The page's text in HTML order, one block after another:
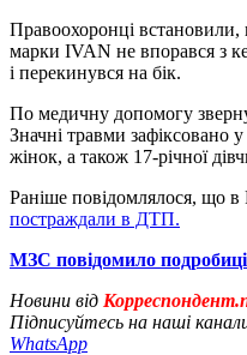
Правоохоронці встановили,
марки IVAN не впорався з
і перекинувся на бік.
По медичну допомогу
Значні травми зафіксовано у
жінок, а також 17-річної
Раніше повідомлялося, що в
постраждали в ДТП.
МЗС повідомило
Новини від
Підписуйтесь на наші
WhatsApp